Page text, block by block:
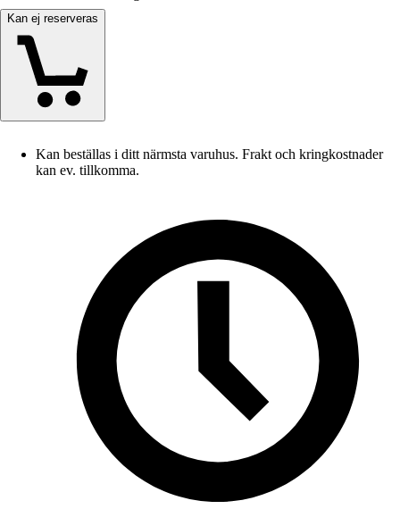
Kan ej reserveras
Kan beställas i ditt närmsta varuhus. Frakt och kringkostnader
kan ev. tillkomma.